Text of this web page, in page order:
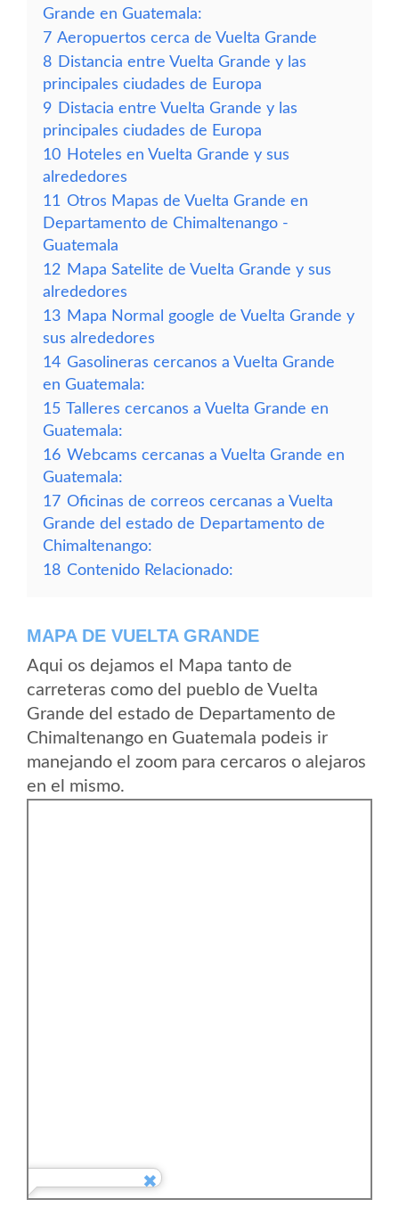
Grande en Guatemala:
7 Aeropuertos cerca de Vuelta Grande
8 Distancia entre Vuelta Grande y las
principales ciudades de Europa
9 Distacia entre Vuelta Grande y las
principales ciudades de Europa
10 Hoteles en Vuelta Grande y sus
alrededores
11 Otros Mapas de Vuelta Grande en
Departamento de Chimaltenango -
Guatemala
12 Mapa Satelite de Vuelta Grande y sus
alrededores
13 Mapa Normal google de Vuelta Grande y
sus alrededores
14 Gasolineras cercanos a Vuelta Grande
en Guatemala:
15 Talleres cercanos a Vuelta Grande en
Guatemala:
16 Webcams cercanas a Vuelta Grande en
Guatemala:
17 Oficinas de correos cercanas a Vuelta
Grande del estado de Departamento de
Chimaltenango:
18 Contenido Relacionado:
MAPA DE VUELTA GRANDE
Aqui os dejamos el Mapa tanto de
carreteras como del pueblo de Vuelta
Grande del estado de Departamento de
Chimaltenango en Guatemala podeis ir
manejando el zoom para cercaros o alejaros
en el mismo.